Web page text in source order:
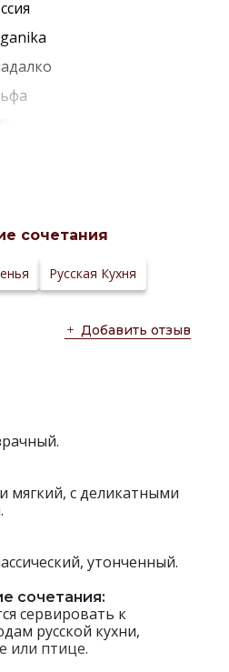
сочетания
Русская Кухня
Добавить отзыв
мягкий, с деликатными
утонченный.
сочетания:
сервировать к
русской кухни,
или птице.